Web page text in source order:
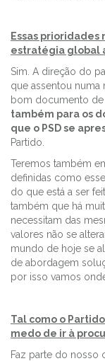
Essas
estratégia global
Sim. A direção do
que assentou numa
bom documento de
também para os
que o PSD se
Partido.
Teremos também
definidas como
do que está a ser
também que há
necessitam das
valores não se
mundo de hoje se
de abordagem
por isso vamos
Tal como o
medo de ir à
Faz parte do nosso